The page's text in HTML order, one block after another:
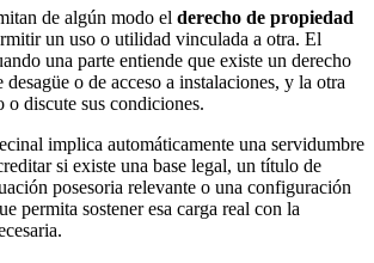
de algún modo el derecho de propiedad
un uso o utilidad vinculada a otra. El
una parte entiende que existe un derecho
desagüe o de acceso a instalaciones, y la otra
o discute sus condiciones.
implica automáticamente una servidumbre
si existe una base legal, un título de
posesoria relevante o una configuración
permita sostener esa carga real con la